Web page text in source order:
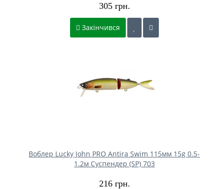
305 грн.
Закінчився
Воблер Lucky John PRO Antira Swim 115мм 15g 0.5-
1.2м Cуспендер (SP) 703
216 грн.